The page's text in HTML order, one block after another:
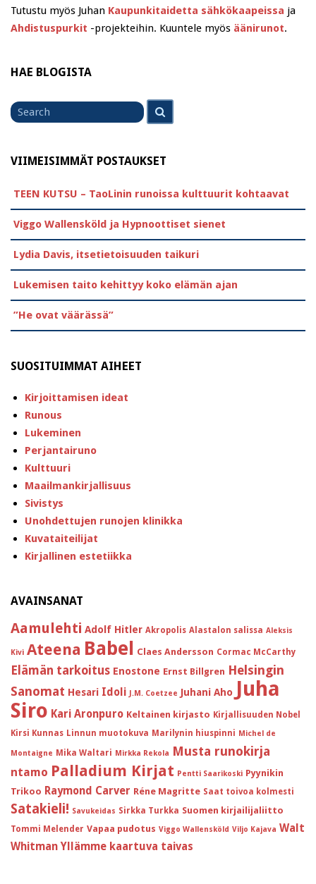
Tutustu myös Juhan Kaupunkitaidetta sähkökaapeissa ja
Ahdistuspurkit -projekteihin. Kuuntele myös äänirunot.
HAE BLOGISTA
Search
for
VIIMEISIMMÄT POSTAUKSET
TEEN KUTSU – TaoLinin runoissa kulttuurit kohtaavat
Viggo Wallensköld ja Hypnoottiset sienet
Lydia Davis, itsetietoisuuden taikuri
Lukemisen taito kehittyy koko elämän ajan
”He ovat väärässä”
SUOSITUIMMAT AIHEET
Kirjoittamisen ideat
Runous
Lukeminen
Perjantairuno
Kulttuuri
Maailmankirjallisuus
Sivistys
Unohdettujen runojen klinikka
Kuvataiteilijat
Kirjallinen estetiikka
AVAINSANAT
Aamulehti Adolf Hitler Akropolis Alastalon salissa Aleksis
Kivi Ateena Babel Claes Andersson Cormac McCarthy
Elämän tarkoitus Enostone Ernst Billgren Helsingin
Sanomat Hesari Idoli J.M. Coetzee Juhani Aho Juha
Siro Kari Aronpuro Keltainen kirjasto Kirjallisuuden Nobel
Kirsi Kunnas Linnun muotokuva Marilynin hiuspinni Michel de
Montaigne Mika Waltari Mirkka Rekola Musta runokirja
ntamo Palladium Kirjat Pentti Saarikoski Pyynikin
Trikoo Raymond Carver Réne Magritte Saat toivoa kolmesti
Satakieli! Savukeidas Sirkka Turkka Suomen kirjailijaliitto
Tommi Melender Vapaa pudotus Viggo Wallensköld Viljo Kajava Walt
Whitman Yllämme kaartuva taivas